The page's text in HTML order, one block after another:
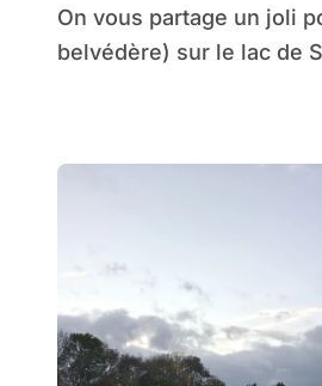
On vous partage un joli point de vue (ou
belvédère) sur le lac de